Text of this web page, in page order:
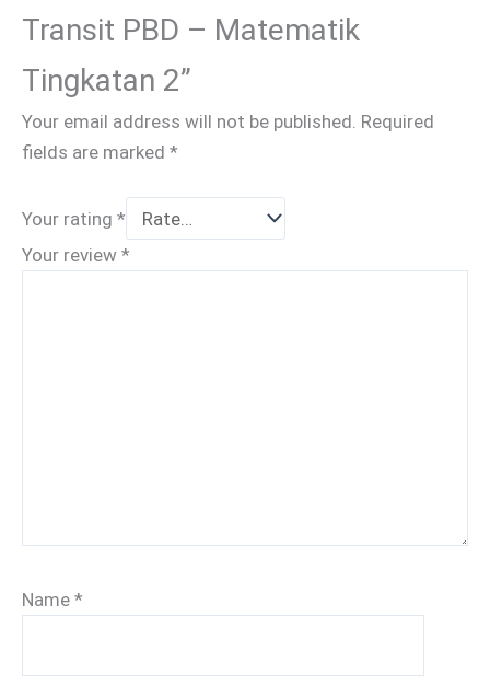
Transit PBD – Matematik
Tingkatan 2”
Your email address will not be published. Required
fields are marked *
Your rating *
Your review *
Name *